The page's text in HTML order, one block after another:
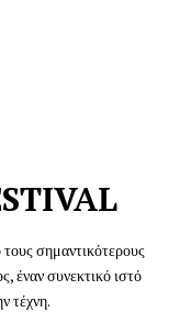
σημαντικότερους
έναν συνεκτικό ιστό
τέχνη.